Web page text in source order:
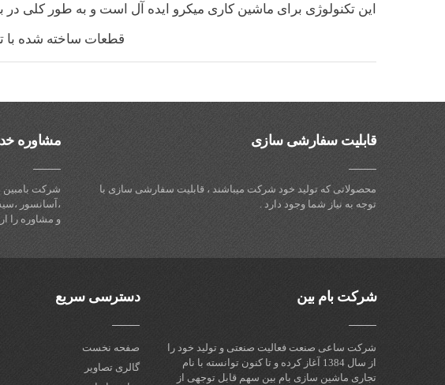
این تکنولوژی برای ماشین کاری میکرو ایده آل است و به طور کلی در برش قطعات با قطر بین ۰٫۲۵
قطعات ساخته شده با
قابلیت سفارشی سازی
محصولاتی که تولید خود شرکت میباشند ، قابلیت سفارشی سازی با
توجه به نیاز شما وجود دارد .
مشاوره
شرکت بامبین
،آسانسور
و مشاوره را
شرکت بام بین
شرکت ساعی صنعت فعالیت صنعتی و تولید خود را
از سال 1384 آغاز کرده و تا کنون توانسته با نام
تجاری ماشین سازی بام بین سهم قابل توجهی از
دسترسی سریع
صفحه نخست
گالری تصاویر